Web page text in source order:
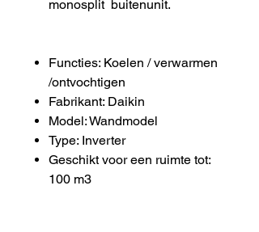
monosplit buitenunit.
Functies: Koelen / verwarmen
/ontvochtigen
Fabrikant: Daikin
Model: Wandmodel
Type: Inverter
Geschikt voor een ruimte tot:
100 m3